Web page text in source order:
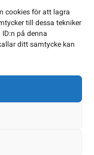
cookies för att lagra
till dessa tekniker
på denna
ditt samtycke kan